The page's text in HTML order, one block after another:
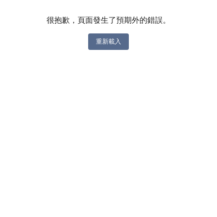
很抱歉，頁面發生了預期外的錯誤。
重新載入